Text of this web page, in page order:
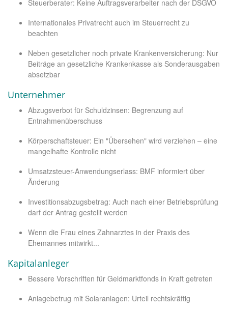
Steuerberater: Keine Auftragsverarbeiter nach der DSGVO
Internationales Privatrecht auch im Steuerrecht zu
beachten
Neben gesetzlicher noch private Krankenversicherung: Nur
Beiträge an gesetzliche Krankenkasse als Sonderausgaben
absetzbar
Unternehmer
Abzugsverbot für Schuldzinsen: Begrenzung auf
Entnahmenüberschuss
Körperschaftsteuer: Ein "Übersehen" wird verziehen – eine
mangelhafte Kontrolle nicht
Umsatzsteuer-Anwendungserlass: BMF informiert über
Änderung
Investitionsabzugsbetrag: Auch nach einer Betriebsprüfung
darf der Antrag gestellt werden
Wenn die Frau eines Zahnarztes in der Praxis des
Ehemannes mitwirkt...
Kapitalanleger
Bessere Vorschriften für Geldmarktfonds in Kraft getreten
Anlagebetrug mit Solaranlagen: Urteil rechtskräftig